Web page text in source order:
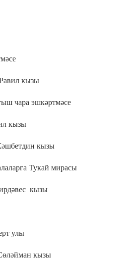
кызы
чара эшкәртмәсе
кызы
кызы
Тукай мирасы
кызы
улы
кызы